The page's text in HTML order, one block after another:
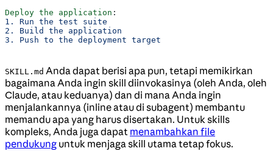
Deploy the application :
1. Run the test suite
2. Build the application
3. Push to the deployment target
SKILL.md Anda dapat berisi apa pun, tetapi memikirkan
bagaimana Anda ingin skill diinvokasinya (oleh Anda, oleh
Claude, atau keduanya) dan di mana Anda ingin
menjalankannya (inline atau di subagent) membantu
memandu apa yang harus disertakan. Untuk skills
kompleks, Anda juga dapat menambahkan file
pendukung untuk menjaga skill utama tetap fokus.